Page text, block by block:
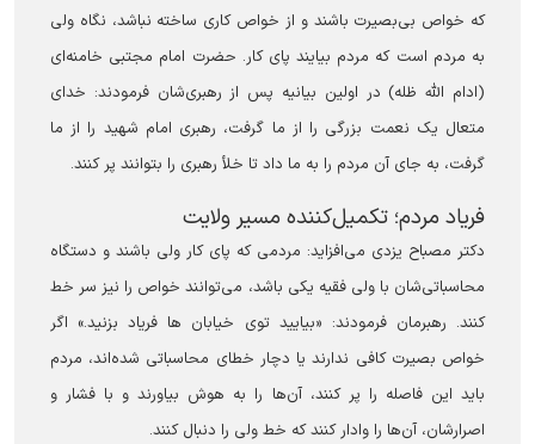
که خواص بی‌بصیرت باشند و از خواص کاری ساخته نباشد، نگاه ولی
به مردم است که مردم بیایند پای کار. حضرت امام مجتبی خامنه‌ای
(ادام الله ظله) در اولین بیانیه پس از رهبری‌شان فرمودند: خدای
متعال یک نعمت بزرگی را از ما گرفت، رهبری امام شهید را از ما
گرفت، به جای آن مردم را به ما داد تا خلأ رهبری را بتوانند پر کنند.
‏فریاد مردم؛ تکمیل‌کننده مسیر ولایت
دکتر مصباح یزدی می‌افزاید: مردمی که پای کار ولی باشند و دستگاه
محاسباتی‌شان با ولی فقیه یکی باشد، می‌توانند خواص را نیز سر خط
کنند. رهبرمان فرمودند: «بیایید توی خیابان ها فریاد بزنید.» اگر
خواص بصیرت کافی ندارند یا دچار خطای محاسباتی شده‌اند، مردم
باید این فاصله را پر کنند، آن‌ها را به هوش بیاورند و با فشار و
اصرارشان، آن‌ها را وادار کنند که خط ولی را دنبال کنند.